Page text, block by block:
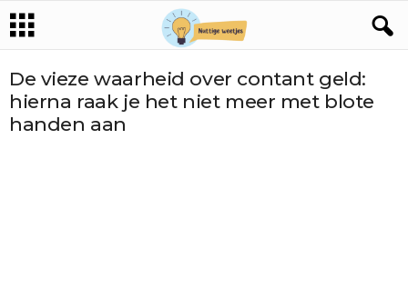
De vieze waarheid over contant geld:
hierna raak je het niet meer met blote
handen aan